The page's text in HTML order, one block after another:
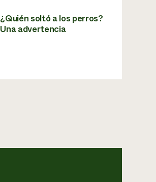
¿Quién soltó a los perros?
Una advertencia